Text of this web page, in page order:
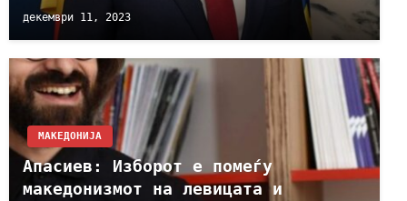
декември 11, 2023
МАКЕДОНИЈА
Апасиев: Изборот е помеѓу
македонизмот на левицата и